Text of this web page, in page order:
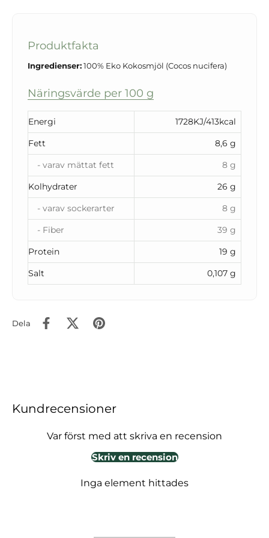
Produktfakta
Ingredienser: 100% Eko Kokosmjöl (Cocos nucifera)
Näringsvärde per 100 g
Energi
1728KJ/413kcal
Fett
8,6 g
- varav mättat fett
8 g
Kolhydrater
26 g
- varav sockerarter
8 g
- Fiber
39 g
Protein
19 g
Salt
0,107 g
Dela
Kundrecensioner
Var först med att skriva en recension
Skriv en recension
Inga element hittades